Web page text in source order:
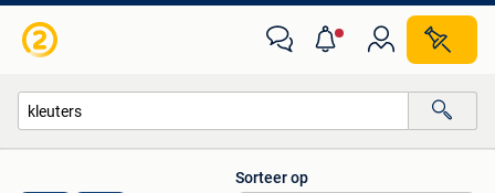
Sorteer op